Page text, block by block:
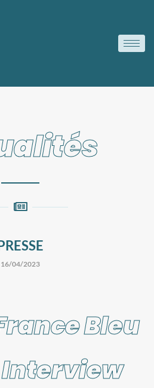
16/04/2023
Bleu
Interview